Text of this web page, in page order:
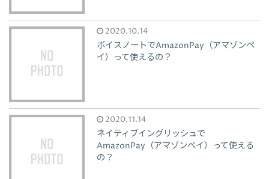
2020.10.14
ボイスノートでAmazonPay（アマゾンペ
イ）って使えるの？
2020.11.14
ネイティブイングリッシュで
AmazonPay（アマゾンペイ）って使える
の？